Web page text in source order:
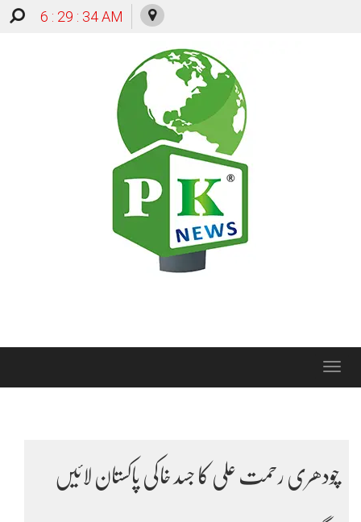
6 : 29 : 35 AM
Toggle
چودھری رحمت علی کا جسد خاکی پاکستان لائیں